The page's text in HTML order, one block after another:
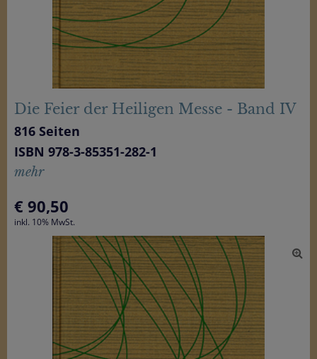
Die Feier der Heiligen Messe - Band IV
816 Seiten
ISBN 978-3-85351-282-1
mehr
€ 90,50
inkl. 10% MwSt.